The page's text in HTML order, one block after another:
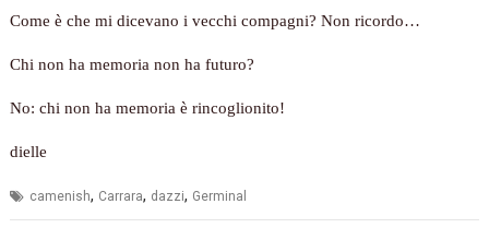
Come è che mi dicevano i vecchi compagni? Non ricordo…
Chi non ha memoria non ha futuro?
No: chi non ha memoria è rincoglionito!
dielle
camenish, Carrara, dazzi, Germinal